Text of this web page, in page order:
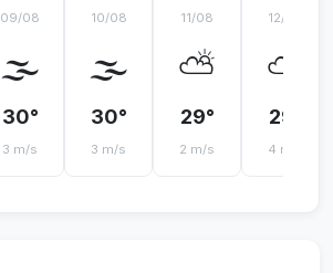
09/08
🌫️
30°
3 m/s
10/08
🌫️
30°
3 m/s
11/08
⛅
29°
2 m/s
12/08
⛅
29°
4 m/s